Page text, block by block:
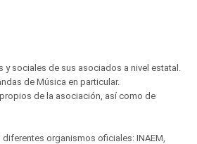
sociales de sus asociados a nivel estatal.
de Música en particular.
de la asociación, así como de
organismos oficiales: INAEM,